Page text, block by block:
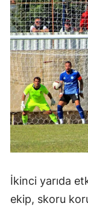
İkinci yarıda
ekip, skoru